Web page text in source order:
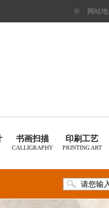
※ 网站地
书画扫描
CALLIGRAPHY
印刷工艺
PRINTING ART